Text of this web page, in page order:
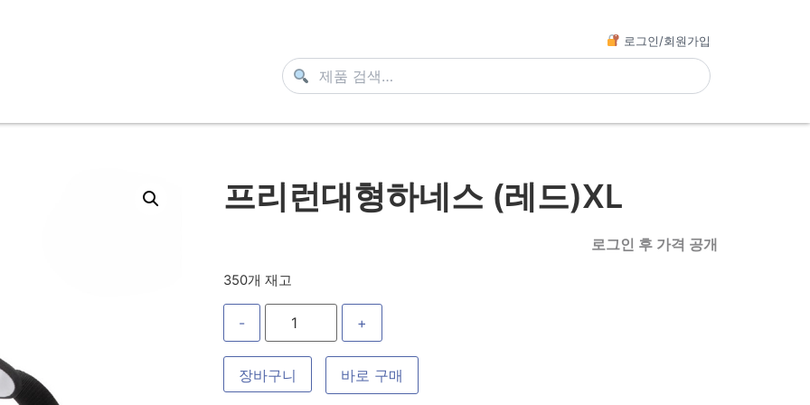
로그인/회원가입
프리런대형하네스 (레드)XL
로그인 후 가격 공개
350개 재고
- +
장바구니 바로 구매